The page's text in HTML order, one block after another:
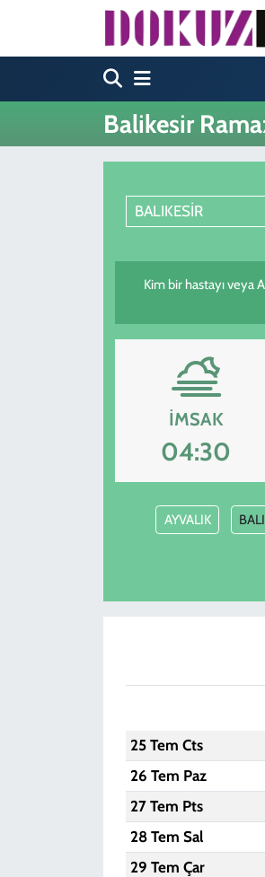
Balikesir
BALIKESİR
Kim bir hastayı veya
İMSAK
04:30
AYVALIK
25 Tem Cts
26 Tem Paz
27 Tem Pts
28 Tem Sal
29 Tem Çar
Hava Durumu
Trafik Durumu
Süper Lig Puan Durumu ve
Tüm Manşetler